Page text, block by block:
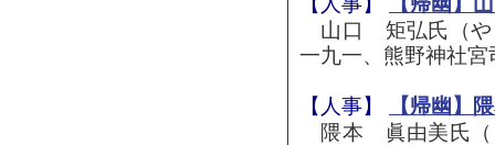
山口 矩弘氏（や
一九一、熊野神社
【人事】
【帰幽】
隈本 眞由美氏（